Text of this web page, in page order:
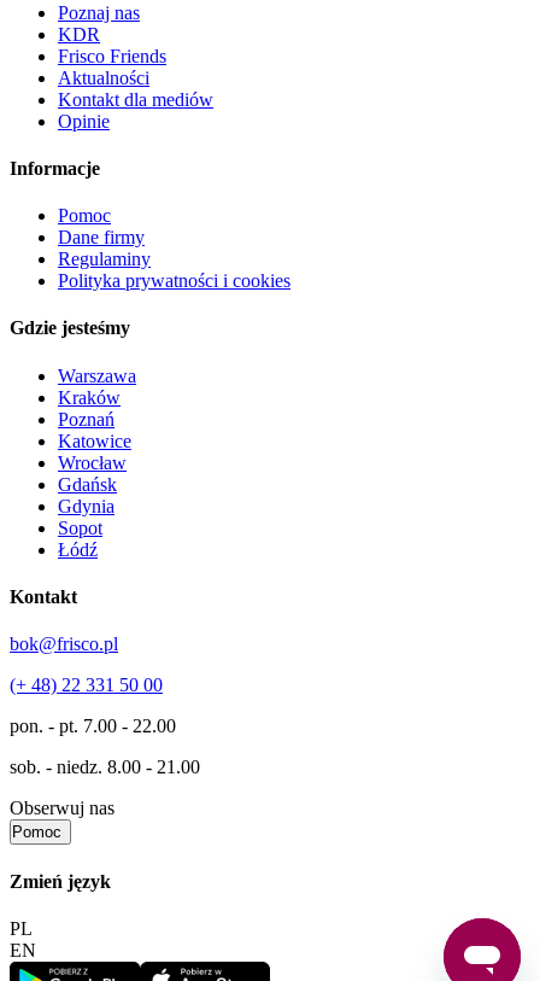
Poznaj nas
KDR
Frisco Friends
Aktualności
Kontakt dla mediów
Opinie
Informacje
Pomoc
Dane firmy
Regulaminy
Polityka prywatności i cookies
Gdzie jesteśmy
Warszawa
Kraków
Poznań
Katowice
Wrocław
Gdańsk
Gdynia
Sopot
Łódź
Kontakt
bok@frisco.pl
(+ 48) 22 331 50 00
pon. - pt. 7.00 - 22.00
sob. - niedz. 8.00 - 21.00
Obserwuj nas
Pomoc
Zmień język
PL
EN